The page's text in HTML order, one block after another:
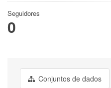
Seguidores
0
Conjuntos de dados